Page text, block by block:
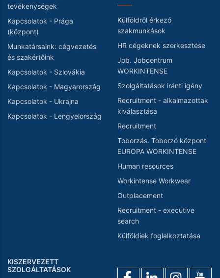
tevékenységek
Kapcsolatok - Prága
(központ)
Munkatársaink: cégvezetés
és szakértőink
Kapcsolatok - Szlovákia
Kapcsolatok - Magyarország
Kapcsolatok - Ukrajna
Kapcsolatok - Lengyelország
Külföldről érkező
szakmunkások
HR cégeknek szerkesztése
Job. Jobcentrum
WORKINTENSE
Szolgáltatások iránti igény
Recruitment - alkalmazottak
kiválasztása
Recruitment
Toborzás. Toborzó központ
EUROPA WORKINTENSE
Human resources
Workintense Workwear
Outplacement
Recruitment - executive
search
Külföldiek foglalkoztatása
KISZERVEZETT
SZOLGÁLTATÁSOK